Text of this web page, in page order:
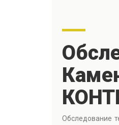
Обследование